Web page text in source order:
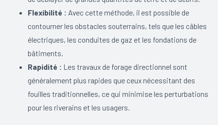
Flexibilité : Avec cette méthode, il est possible de
contourner les obstacles souterrains, tels que les câbles
électriques, les conduites de gaz et les fondations de
bâtiments.
Rapidité : Les travaux de forage directionnel sont
généralement plus rapides que ceux nécessitant des
fouilles traditionnelles, ce qui minimise les perturbations
pour les riverains et les usagers.